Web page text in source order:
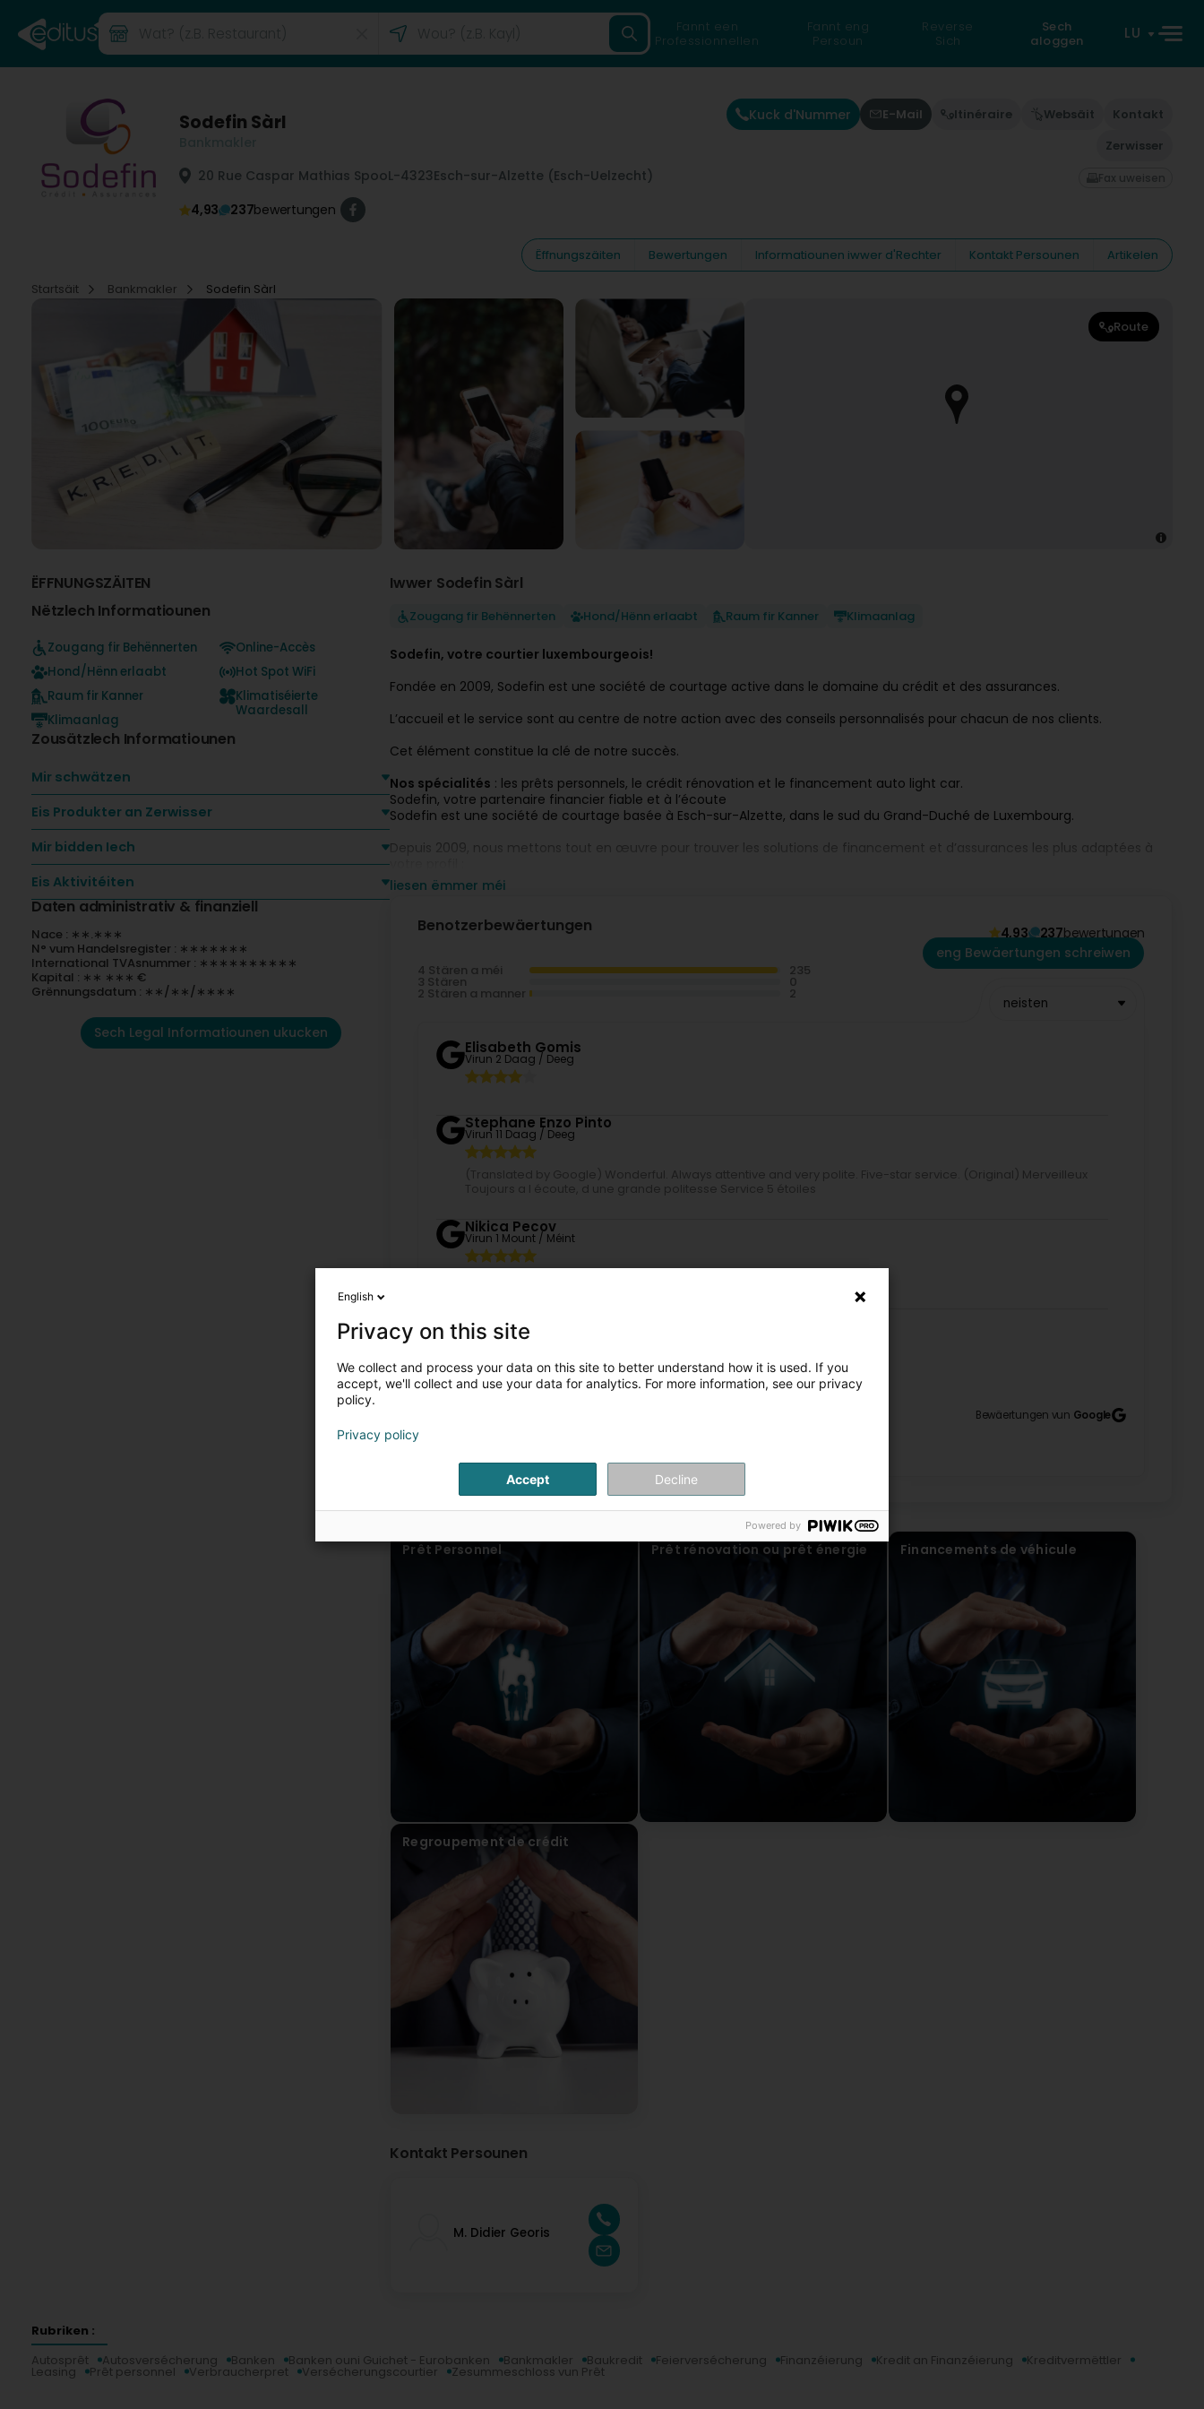
Fannt een
Professionnellen
Fannt eng
Persoun
Reverse
Sich
Sech
aloggen
LU
Sodefin Sàrl
20 Rue Caspar Mathias SpooL-4323Esch-sur-Alzette (Esch-Uelzecht)
4,93
237bewertungen
Kuck d'Nummer E-Mail Itinéraire Websäit
Kontakt
Zerwisser
Fax uweisen
Ëffnungszäiten Bewertungen Informatiounen iwwer d'Rechter Kontakt Persounen
Artikelen
Startsäit
Bankmakler Sodefin Sàrl
Route
ËFFNUNGSZÄITEN
Nëtzlech Informatiounen
Zougang fir Behënnerten
Hond/Hënn erlaabt
Raum fir Kanner
Klimaanlag
Online-Accès
Hot Spot WiFi
Klimatiséierte
Waardesall
Zousätzlech Informatiounen
Mir schwätzen
Eis Produkter an Zerwisser
Mir bidden Iech
Eis Aktivitéiten
Daten administrativ & finanziell
Nace : ∗∗.∗∗∗
N° vum Handelsregister : ∗∗∗∗∗∗∗
International TVAsnummer : ∗∗∗∗∗∗∗∗∗∗
Kapital : ∗∗ ∗∗∗ €
Grënnungsdatum : ∗∗/∗∗/∗∗∗∗
Sech Legal Informatiounen ukucken
Iwwer Sodefin Sàrl
Zougang fir Behënnerten Hond/Hënn erlaabt Raum fir Kanner Klimaanlag
Sodefin, votre courtier luxembourgeois!
Fondée en 2009, Sodefin est une société de courtage active dans le domaine du crédit et des assurances.
L’accueil et le service sont au centre de notre action avec des conseils personnalisés pour chacun de nos clients.
Cet élément constitue la clé de notre succès.
Nos spécialités : les prêts personnels, le crédit rénovation et le financement auto light car.
Sodefin, votre partenaire financier fiable et à l’écoute
Sodefin est une société de courtage basée à Esch-sur-Alzette, dans le sud du Grand-Duché de Luxembourg.
Depuis 2009, nous mettons tout en œuvre pour trouver les solutions de financement et d’assurances les plus adaptées à
Prêt personnel
Qui sont les clients de Sodefin ?
Nos clients sont résidents luxembourgeois ou belges..
langues : luxembourgeois, français, allemand, anglais, portugais, espagnol et italien) peut répondre aux attentes d’un public
très large.
liesen ëmmer méi
Benotzerbewäertungen 4,93 237bewertungen
4 Stären a méi
3 Stären
2 Stären a manner
eng Bewäertungen schreiwen
neisten
Elisabeth Gomis
Virun 2 Daag / Deeg
Stephane Enzo Pinto
Virun 11 Daag / Deeg
(Translated by Google) Wonderful. Always attentive and very polite. Five-star service. (Original) Merveilleux
Toujours a l écoute, d une grande politesse Service 5 étoiles
Nikica Pecov
Virun 1 Mount / Méint
Virun 1 Mount / Méint
Nickel
Sodefin Sàrl
Virun 1 Mount / Méint
Mariama, Merci pour votre commentaire ! Nous sommes fiers de vous savoir satisfait de votre expérience
chez nous. Très bonne journée, L'équipe Sodefin Sàrl
1 2 ... 47
Bewäertungen vun Google
Eis Artikelen
Prêt Personnel Prêt rénovation ou prêt énergie Financements de véhicule
Regroupement de crédit
Kontakt Persounen
M. Didier Georis
Rubriken :
Autosprêt
Autosversécherung Banken Banken ouni Guichet - Eurobanken Bankmakler Baukredit Feierversécherung Finanzéierung Kredit an Finanzéierung Kreditvermëttler
Leasing Prêt personnel Verbraucherpret Versécherungscourtier Zesummeschloss vun Prêt
English
Privacy on this site
We collect and process your data on this site to better understand how it is used. If you
accept, we'll collect and use your data for analytics. For more information, see our privacy
policy.
Privacy policy
Accept Decline
Powered by